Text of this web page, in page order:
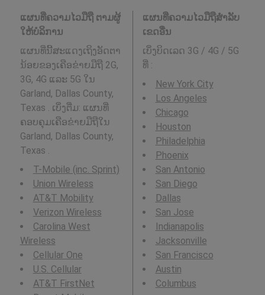
ແຜນທີ່ຄວາມໄວມືຖື ຕາມຜູ້
ໃຫ້ບໍລິການ
ແຜນທີ່ນີ້ສະແດງເຖິງອັດຕາ
ນ້ອຍຂອງເຄືອຂ່າຍມືຖື 2G,
3G, 4G ແລະ 5G ໃນ
Garland, Dallas County,
Texas . ເບິ່ງຕື່ມ: ແຜນທີ່
ຄອບຄຸມເຄືອຂ່າຍມືຖືໃນ
Garland, Dallas County,
Texas .
T-Mobile (inc. Sprint)
Union Wireless
AT&T Mobility
Verizon Wireless
Carolina West
Wireless
Cellular One
U.S. Cellular
AT&T FirstNet
ແຜນທີ່ຄວາມໄວມືຖືສໍາລັບ
ເຂດອື່ນ
ເບິ່ງບິດເລດ 3G / 4G / 5G
ທີ່ :
New York City
Los Angeles
Chicago
Houston
Philadelphia
Phoenix
San Antonio
San Diego
Dallas
San Jose
Indianapolis
Jacksonville
San Francisco
Austin
Columbus